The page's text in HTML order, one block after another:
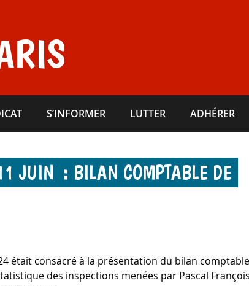
S’INFORMER LUTTER ADHÉRER
JUIN : BILAN COMPTABLE DE
était consacré à la présentation du bilan
des inspections menées par Pascal